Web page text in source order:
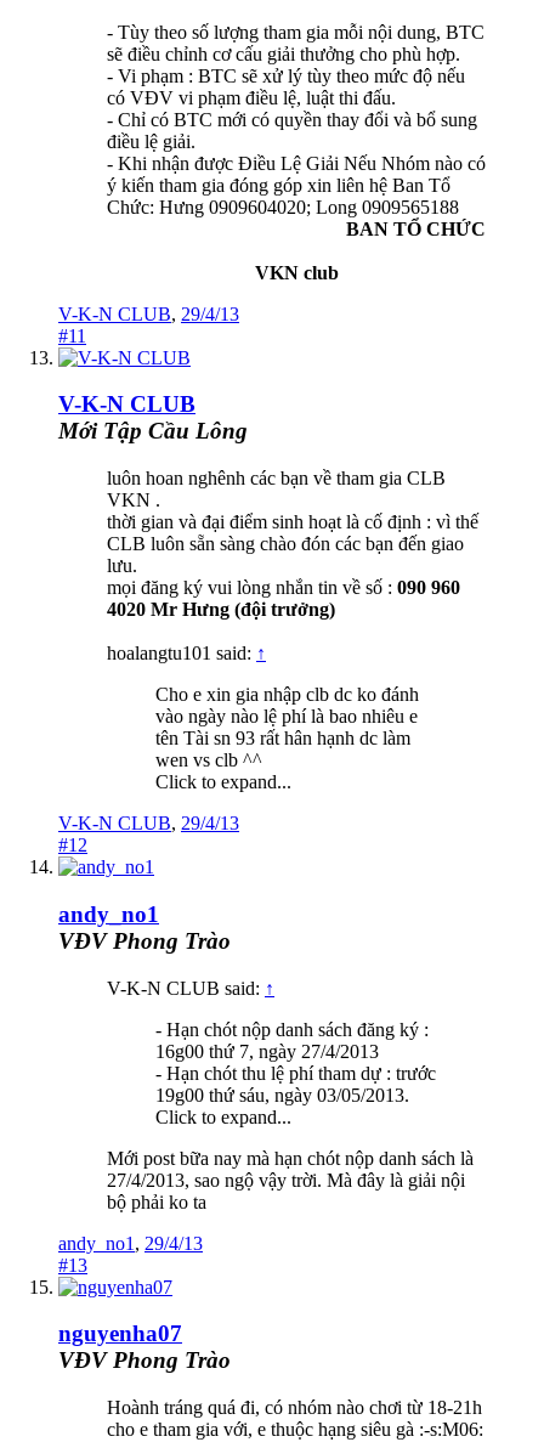
- Tùy theo số lượng tham gia mỗi nội dung, BTC
sẽ điều chỉnh cơ cấu giải thưởng cho phù hợp.
- Vi phạm : BTC sẽ xử lý tùy theo mức độ nếu
có VĐV vi phạm điều lệ, luật thi đấu.
- Chỉ có BTC mới có quyền thay đổi và bổ sung
điều lệ giải.
- Khi nhận được Điều Lệ Giải Nếu Nhóm nào có
ý kiến tham gia đóng góp xin liên hệ Ban Tổ
Chức: Hưng 0909604020; Long 0909565188
BAN TỔ CHỨC
VKN club
V-K-N CLUB, 29/4/13
#11
V-K-N CLUB
Mới Tập Cầu Lông
luôn hoan nghênh các bạn về tham gia CLB
VKN .
thời gian và đại điểm sinh hoạt là cố định : vì thế
CLB luôn sẵn sàng chào đón các bạn đến giao
lưu.
mọi đăng ký vui lòng nhắn tin về số : 090 960
4020 Mr Hưng (đội trưởng)
hoalangtu101 said: ↑
Cho e xin gia nhập clb dc ko đánh
vào ngày nào lệ phí là bao nhiêu e
tên Tài sn 93 rất hân hạnh dc làm
wen vs clb ^^
Click to expand...
V-K-N CLUB, 29/4/13
#12
andy_no1
VĐV Phong Trào
V-K-N CLUB said: ↑
- Hạn chót nộp danh sách đăng ký :
16g00 thứ 7, ngày 27/4/2013
- Hạn chót thu lệ phí tham dự : trước
19g00 thứ sáu, ngày 03/05/2013.
Click to expand...
Mới post bữa nay mà hạn chót nộp danh sách là
27/4/2013, sao ngộ vậy trời. Mà đây là giải nội
bộ phải ko ta
andy_no1 , 29/4/13
#13
nguyenha07
VĐV Phong Trào
Hoành tráng quá đi, có nhóm nào chơi từ 18-21h
cho e tham gia với, e thuộc hạng siêu gà :-s:M06: